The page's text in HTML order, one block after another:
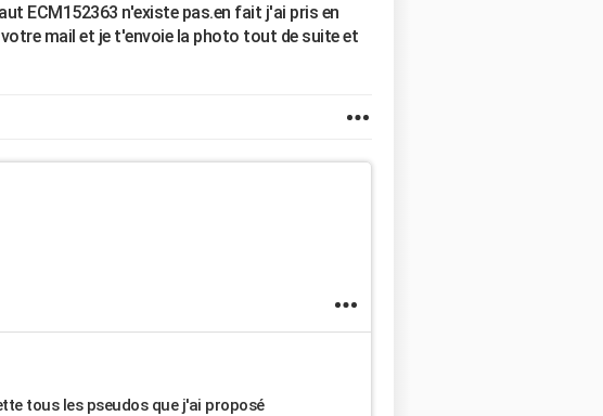
ECM152363 n'existe pas.en fait j'ai pris en
mail et je t'envoie la photo tout de suite et
tous les pseudos que j'ai proposé